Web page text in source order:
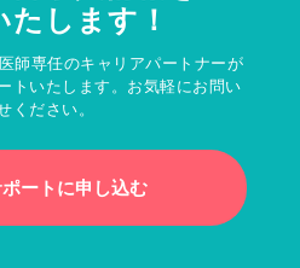
たします！
師専任のキャリアパートナーが
トいたします。お気軽にお問い
ください。
ートに申し込む